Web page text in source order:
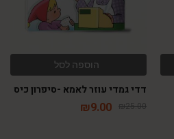
הוספה לסל
דדי גמדי עוזר לאמא -סיפרון כיס
₪25.00
₪9.00